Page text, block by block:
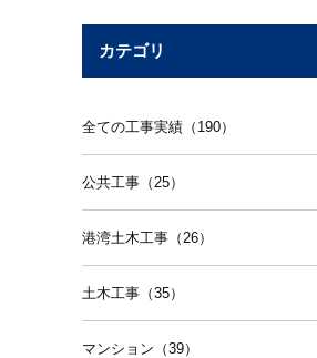
カテゴリ
全ての工事実績（190）
公共工事（25）
港湾土木工事（26）
土木工事（35）
マンション（39）